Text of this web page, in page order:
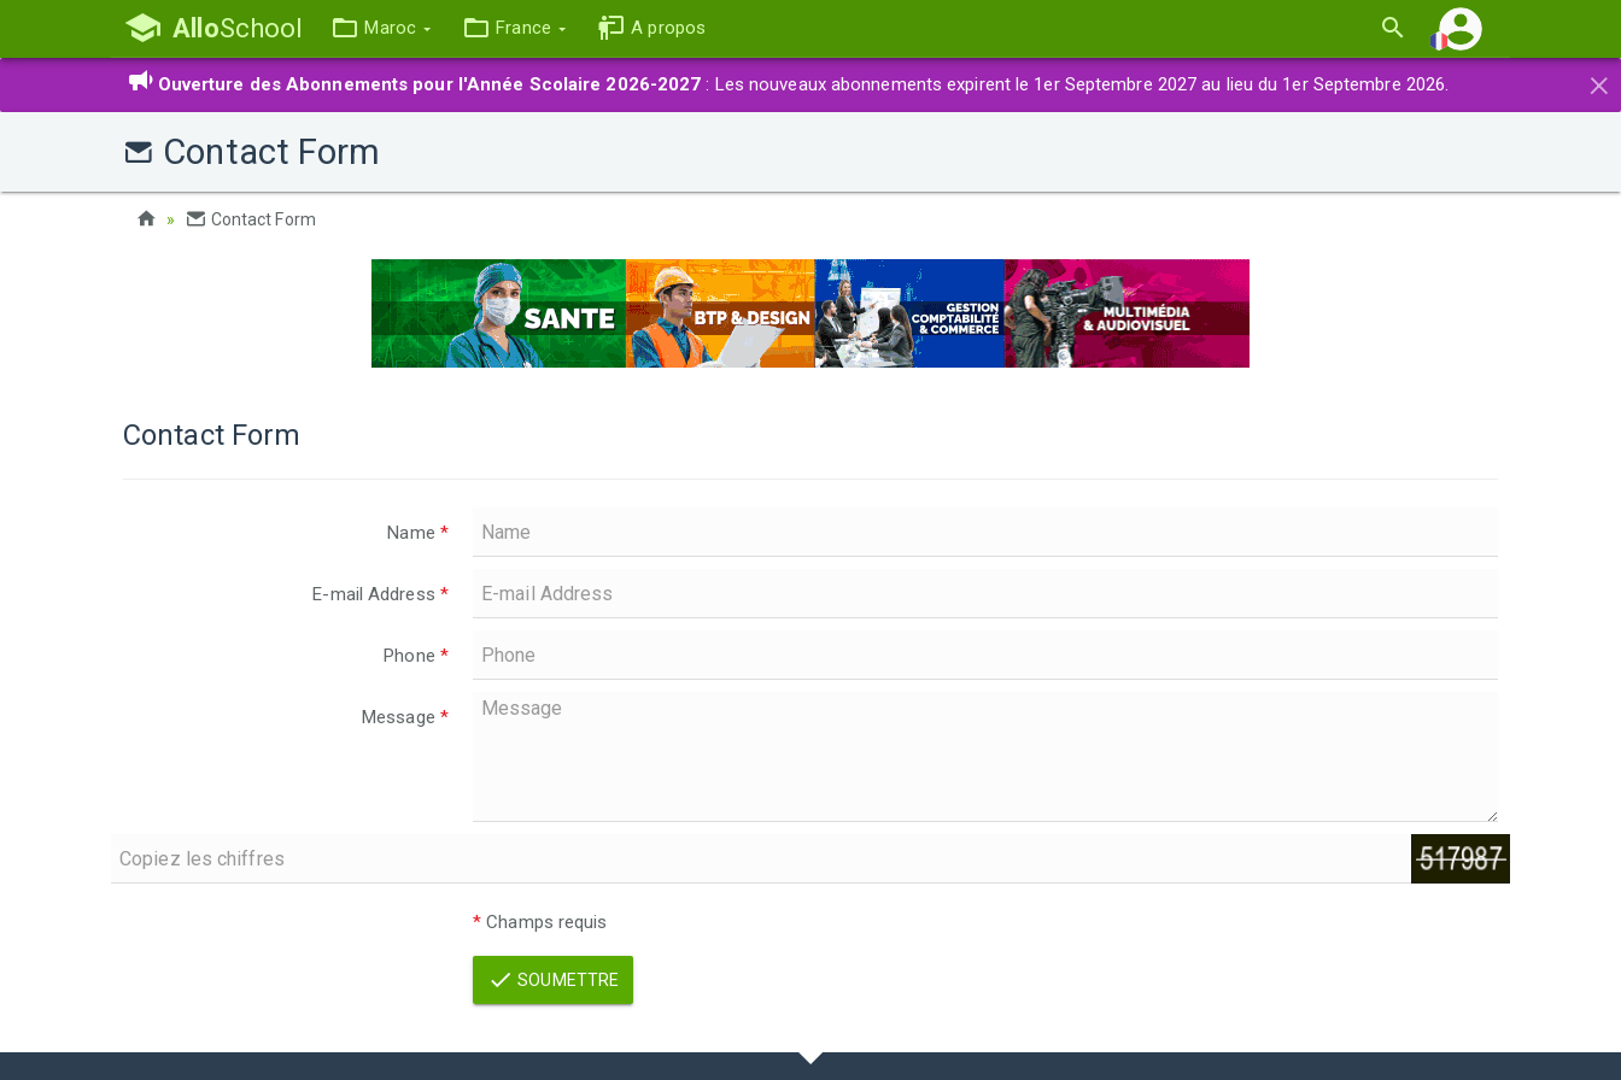
AlloSchool Maroc France A propos
×
Ouverture des Abonnements pour l'Année Scolaire 2026-2027 : Les nouveaux abonnements expirent le 1er Septembre 2027 au lieu du 1er Septembre 2026.
Contact Form
Contact Form
Contact Form
Name *
E-mail Address *
Phone *
Message *
* Champs requis
SOUMETTRE